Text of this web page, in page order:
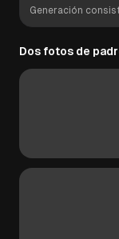
Generación
Dos fotos de